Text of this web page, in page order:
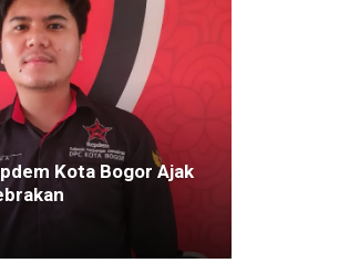
Kota Bogor Ajak